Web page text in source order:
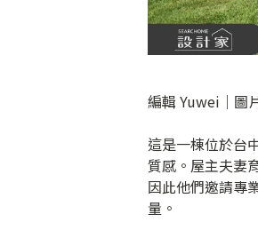
編輯 Yuwei｜圖
這是一棟位於台
質感。屋主夫妻
因此他們邀請專
量。